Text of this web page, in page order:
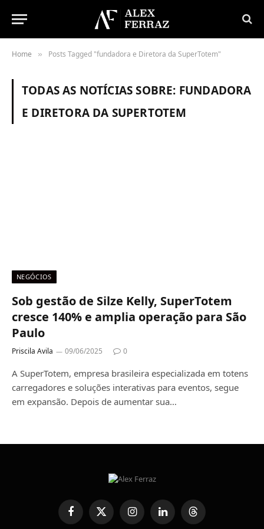
Home » Posts Tagged "fundadora e Diretora da SuperTotem"
TODAS AS NOTÍCIAS SOBRE: FUNDADORA
E DIRETORA DA SUPERTOTEM
NEGÓCIOS
Sob gestão de Silze Kelly, SuperTotem
cresce 140% e amplia operação para São
Paulo
Priscila Avila 09/06/2025 0
A SuperTotem, empresa brasileira especializada em totens
carregadores e soluções interativas para eventos, segue
em expansão. Depois de aumentar sua…
FacebookX
InstagramLinkedInThreads